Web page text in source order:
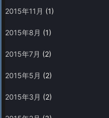
2015年11月 (1)
2015年8月 (1)
2015年7月 (2)
2015年5月 (2)
2015年3月 (2)